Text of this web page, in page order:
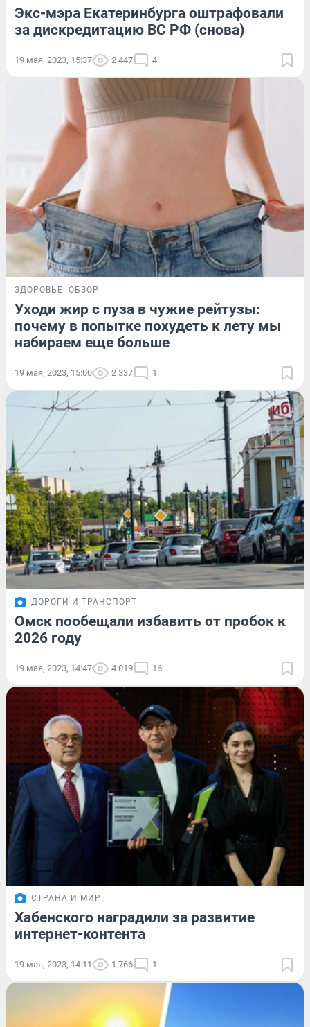
Экс-мэра Екатеринбурга оштрафовали
за дискредитацию ВС РФ (снова)
19 мая, 2023, 15:37 2 447 4
ЗДОРОВЬЕ ОБЗОР
Уходи жир с пуза в чужие рейтузы:
почему в попытке похудеть к лету мы
набираем еще больше
19 мая, 2023, 15:00 2 337 1
ДОРОГИ И ТРАНСПОРТ
Омск пообещали избавить от пробок к
2026 году
19 мая, 2023, 14:47 4 019 16
СТРАНА И МИР
Хабенского наградили за развитие
интернет-контента
19 мая, 2023, 14:11 1 766 1